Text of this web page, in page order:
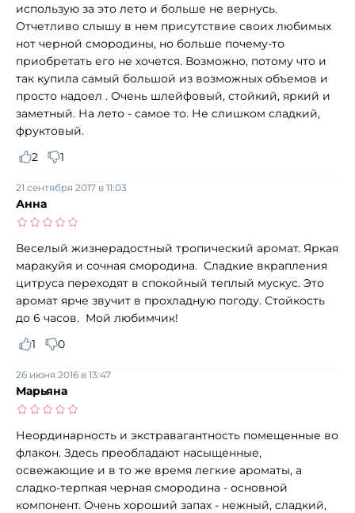
использую за это лето и больше не вернусь.
Отчетливо слышу в нем присутствие своих любимых
нот черной смородины, но больше почему-то
приобретать его не хочется. Возможно, потому что и
так купила самый большой из возможных объемов и
просто надоел . Очень шлейфовый, стойкий, яркий и
заметный. На лето - самое то. Не слишком сладкий,
фруктовый.
2
1
Анна
21 сентября 2017 в 11:03
Веселый жизнерадостный тропический аромат. Яркая
маракуйя и сочная смородина. Сладкие вкрапления
цитруса переходят в спокойный теплый мускус. Это
аромат ярче звучит в прохладную погоду. Стойкость
до 6 часов. Мой любимчик!
1
0
Марьяна
26 июня 2016 в 13:47
Неординарность и экстравагантность помещенные во
флакон. Здесь преобладают насыщенные,
освежающие и в то же время легкие ароматы, а
сладко-терпкая черная смородина - основной
компонент. Очень хороший запах - нежный, сладкий,